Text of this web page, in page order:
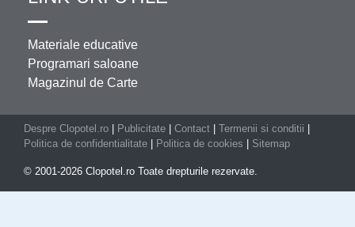
Materiale educative
Programari saloane
Magazinul de Carte
Despre Clopotel.ro Publicitate Contact Termenii si conditii
Politica de confidentialitate
Politica de cookies Sitemap
© 2001-2026 Clopotel.ro Toate drepturile rezervate.